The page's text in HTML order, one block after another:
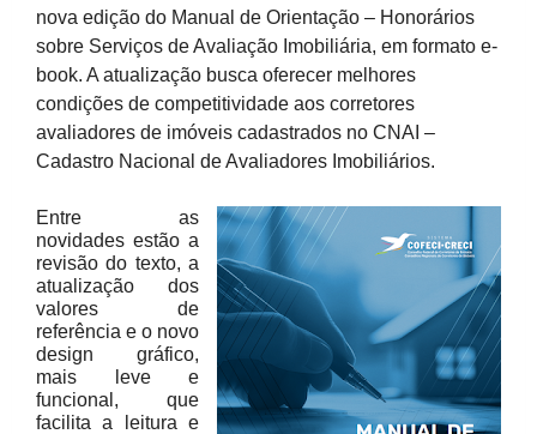
nova edição do Manual de Orientação – Honorários
sobre Serviços de Avaliação Imobiliária, em formato e-
book. A atualização busca oferecer melhores
condições de competitividade aos corretores
avaliadores de imóveis cadastrados no CNAI –
Cadastro Nacional de Avaliadores Imobiliários.
Entre as
novidades estão a
revisão do texto, a
atualização dos
valores de
referência e o novo
design gráfico,
mais leve e
funcional, que
facilita a leitura e